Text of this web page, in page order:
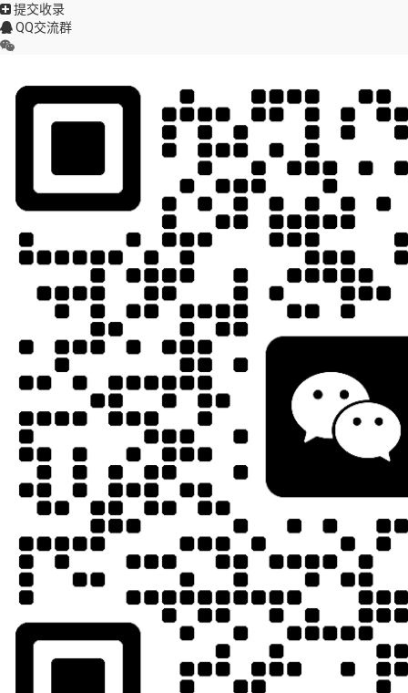
提交收录
QQ交流群